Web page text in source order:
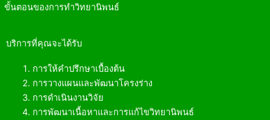
ขั้นตอนของการทำวิทยานิพนธ์
บริการที่คุณจะได้รับ
การให้คำปรึกษาเบื้องต้น
การวางแผนและพัฒนาโครงร่าง
การดำเนินงานวิจัย
การพัฒนาเนื้อหาและการแก้ไขวิทยานิพนธ์